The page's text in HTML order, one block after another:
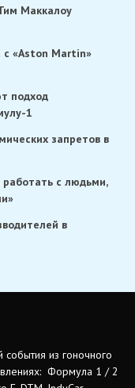
Маккалоу
с «Aston Martin»
подход
1
запретов в
с людьми,
в
из гоночного
Формула 1 / 2